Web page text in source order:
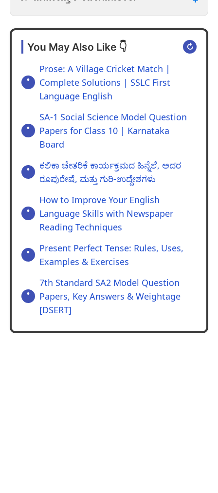
ಸಾಧಿಸುವುದಾಗಿ ದುರ್ಯೋಧನನು ಹೇಳುವ ಸಂದರ್ಭ
ಇದಾಗಿದೆ.
ಸ್ವಾರಸ್ಯ:ಎಂತಹ ಕಠಿಣ ಪರಿಸ್ಥಿತಿಯಲ್ಲೂ ಶರಣಾಗದೆ
ಛಲವನ್ನೇ ಮೆರೆಯುವ ದುರ್ಯೋಧನನ ವ್ಯಕ್ತಿತ್ವ ಇಲ್ಲಿ
ಸಂದರ್ಭ:ಈ ಯುದ್ಧದ ಅಂತಿಮ ಫಲಿತಾಂಶದ ಬಗ್ಗೆ
ಮಾತನಾಡುತ್ತಾ, ಈ ಭೂಮಿ ಒಂದೋ ಪಾಂಡವರ
ದುರ್ಯೋಧನನು ಹೇಳುವ ಸಂದರ್ಭ.
ಸ್ವಾರಸ್ಯ:ಯುದ್ಧದಲ್ಲಿ ಜಯವೋ ಅಥವಾ ಮರಣವೋ
ಎಂಬ ಎರಡರಲ್ಲಿ ಒಂದನ್ನು ಆಯ್ದುಕೊಳ್ಳುವ
ದುರ್ಯೋಧನನ ಕ್ಷಾತ್ರತೇಜಸ್ಸು ಇಲ್ಲಿ ವ್ಯಕ್ತವಾಗಿದೆ.
You May Also Like 👇 ↻
Prose: A Village Cricket Match |
Complete Solutions | SSLC First
Language English
SA-1 Social Science Model Question
Papers for Class 10 | Karnataka
Board
ಕಲಿಕಾ ಚೇತರಿಕೆ ಕಾರ್ಯಕ್ರಮದ ಹಿನ್ನೆಲೆ, ಅದರ
ರೂಪುರೇಷೆ, ಮತ್ತು ಗುರಿ-ಉದ್ದೇಶಗಳು
How to Improve Your English
Language Skills with Newspaper
Reading Techniques
Present Perfect Tense: Rules, Uses,
Examples & Exercises
7th Standard SA2 Model Question
Papers, Key Answers & Weightage
[DSERT]